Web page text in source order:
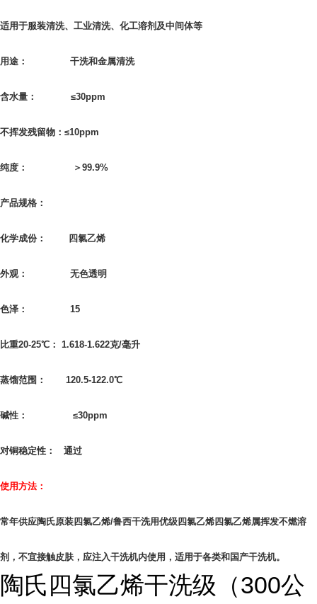
适用于服装清洗、工业清洗、化工溶剂及中间体等
用途： 干洗和金属清洗
含水量： ≤30ppm
不挥发残留物：≤10ppm
纯度： ＞99.9%
产品规格：
化学成份： 四氯乙烯
外观： 无色透明
色泽： 15
比重20-25℃： 1.618-1.622克/毫升
蒸馏范围： 120.5-122.0℃
碱性： ≤30ppm
对铜稳定性： 通过
使用方法：
常年供应陶氏原装四氯乙烯/鲁西干洗用优级四氯乙烯四氯乙烯属挥发不燃溶
剂，不宜接触皮肤，应注入干洗机内使用，适用于各类和国产干洗机。
陶氏四氯乙烯干洗级（300公